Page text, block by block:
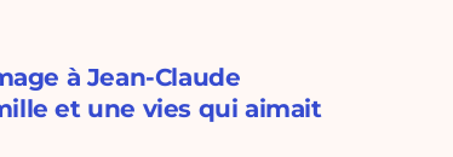
à Jean-Claude
et une vies qui aimait